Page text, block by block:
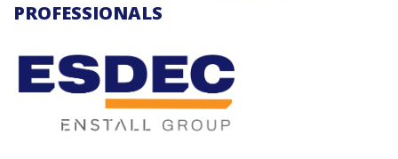
PROFESSIONALS